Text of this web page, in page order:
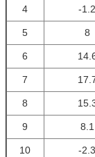
4 -1.2
5 8
6
7
8
9 8.1
10 -2.3